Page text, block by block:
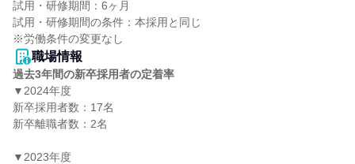
試用・研修期間：6ヶ月
試用・研修期間の条件：本採用と同じ
職場情報
過去3年間の新卒採用者の定着率
▼2024年度
新卒採用者数：17名
新卒離職者数：2名
▼2023年度